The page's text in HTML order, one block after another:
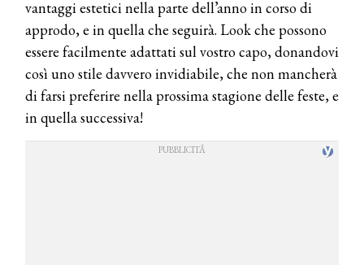
vantaggi estetici nella parte dell’anno in corso di
approdo, e in quella che seguirà. Look che possono
essere facilmente adattati sul vostro capo, donandovi
così uno stile davvero invidiabile, che non mancherà
di farsi preferire nella prossima stagione delle feste, e
in quella successiva!